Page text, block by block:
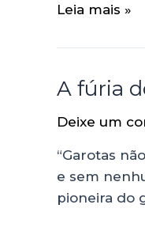
Leia mais »
A fúria
Deixe um
“Garotas
e sem
pioneira do